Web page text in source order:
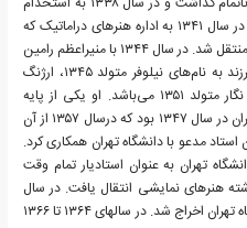
اداره کل ثبت اسناد و املاک دماوند درآمد. در سال ۱۳۴۱ به اداره هنرهای دراماتیک که
بعدها به اداره برنامه‌های تئاتر تغییر نام داد منتقل شد. در سال ۱۳۴۴ با منیراعظم رامین
فر ازدواج کرد که حاصل این ازدواج سه فرزند به نام‌های نیلوفر متولد ۱۳۴۵، ارژنگ
متولد ۱۳۴۶ (فوت شده در صد روزگی) و نگار متولد ۱۳۵۱ می‌باشد. او یکی از پایه
گذاران و اعضای اصلی کانون نویسندگان ایران در سال ۱۳۴۷ بود که درسال ۱۳۵۷ از آن
کرد. در سال ۱۳۴۸ به عنوان استاد مدعو با دانشگاه تهران همکاری کرد.
به دانشگاه تهران به عنوان استادیار تمام وقت
هنرهای نمایشی انتقال یافت. در سال
۱۳۶۰ پس از بیست سال کار دولتی از دانشگاه تهران اخراج شد. در سالهای ۱۳۶۴ تا ۱۳۶۶